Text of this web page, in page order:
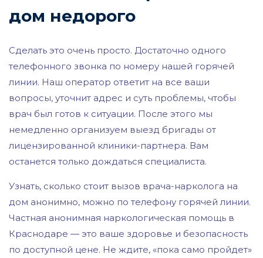
дом недорого
Сделать это очень просто. Достаточно одного
телефонного звонка по номеру нашей горячей
линии. Наш оператор ответит на все ваши
вопросы, уточнит адрес и суть проблемы, чтобы
врач был готов к ситуации. После этого мы
немедленно организуем выезд бригады от
лицензированной клиники-партнера. Вам
останется только дождаться специалиста.
Узнать, сколько стоит вызов врача-нарколога на
дом анонимно, можно по телефону горячей линии.
Частная анонимная наркологическая помощь в
Краснодаре — это ваше здоровье и безопасность
по доступной цене. Не ждите, «пока само пройдет»